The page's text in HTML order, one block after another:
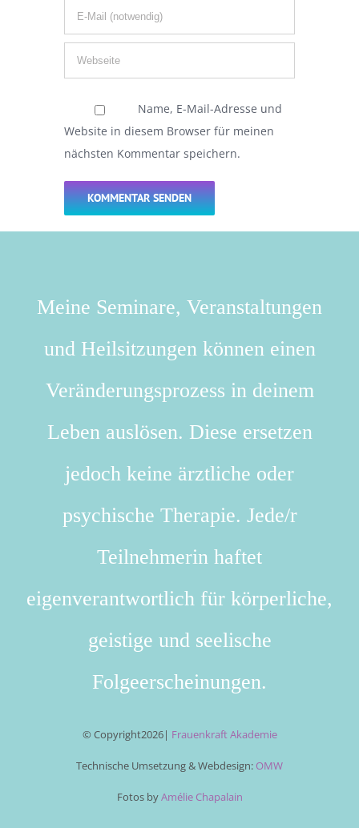
Name, E-Mail-Adresse und
Website in diesem Browser für meinen
nächsten Kommentar speichern.
Meine Seminare, Veranstaltungen
und Heilsitzungen können einen
Veränderungsprozess in deinem
Leben auslösen. Diese ersetzen
jedoch keine ärztliche oder
psychische Therapie. Jede/r
Teilnehmerin haftet
eigenverantwortlich für körperliche,
geistige und seelische
Folgeerscheinungen.
© Copyright2026| Frauenkraft Akademie
Technische Umsetzung & Webdesign: OMW
Fotos byAmélie Chapalain